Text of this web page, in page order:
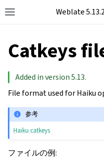
Toggle site navigation
Weblate
Catkeys
Added in version 5.13.
File format used for Haiku
参考
Haiku catkeys
ファイルの例: